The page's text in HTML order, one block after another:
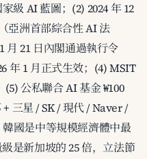
級 AI 藍圖；(2) 2024 年 12
亞洲首部綜合性 AI 法
月 21 日內閣通過執行令
年 1 月正式生效；(4) MSIT
公私聯合 AI 基金 ₩100
三星 / SK / 現代 / Naver /
國是中等規模經濟體中最
是新加坡的 25 倍，立法節